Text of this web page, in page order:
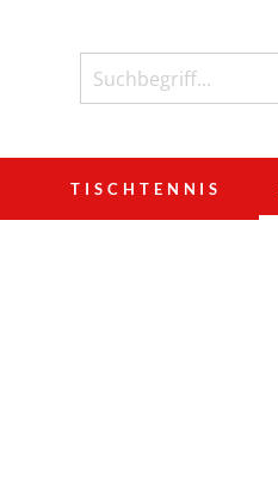
TISCHTENNIS